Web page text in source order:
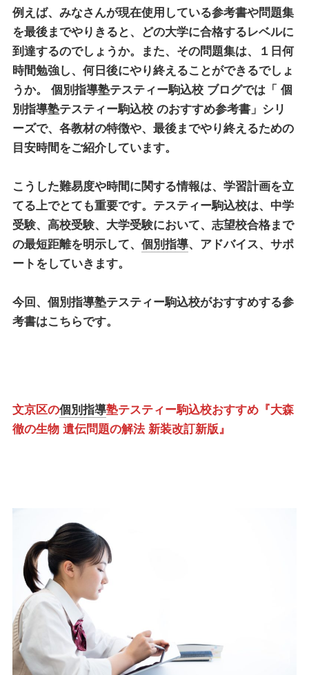
例えば、みなさんが現在使用している参考書や問題集
を最後までやりきると、どの大学に合格するレベルに
到達するのでしょうか。また、その問題集は、１日何
時間勉強し、何日後にやり終えることができるでしょ
うか。 個別指導塾テスティー駒込校ブログでは「 個
別指導塾テスティー駒込校のおすすめ参考書」シリ
ーズで、各教材の特徴や、最後までやり終えるための
目安時間をご紹介しています。
こうした難易度や時間に関する情報は、学習計画を立
てる上でとても重要です。テスティー駒込校は、中学
受験、高校受験、大学受験において、志望校合格まで
の最短距離を明示して、 個別指導、アドバイス、サポ
ートをしていきます。
今回、 個別指導塾テスティー駒込校がおすすめする参
考書はこちらです。
文京区の個別指導塾テスティー駒込校おすすめ『大森
徹の生物 遺伝問題の解法 新装改訂新版』